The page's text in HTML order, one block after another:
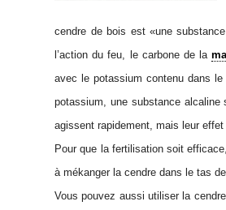
cendre de bois est «une
l’action du feu, le carbone de la
avec le potassium contenu dans
potassium, une substance alcaline
agissent rapidement, mais leur
Pour que la fertilisation soit
à mékanger la cendre dans le tas
Vous pouvez aussi utiliser la